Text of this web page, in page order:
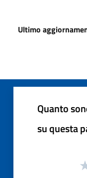
Ultimo
Quanto
su questa